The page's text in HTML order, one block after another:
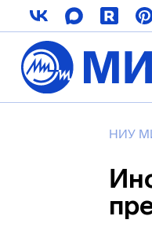
НИУ